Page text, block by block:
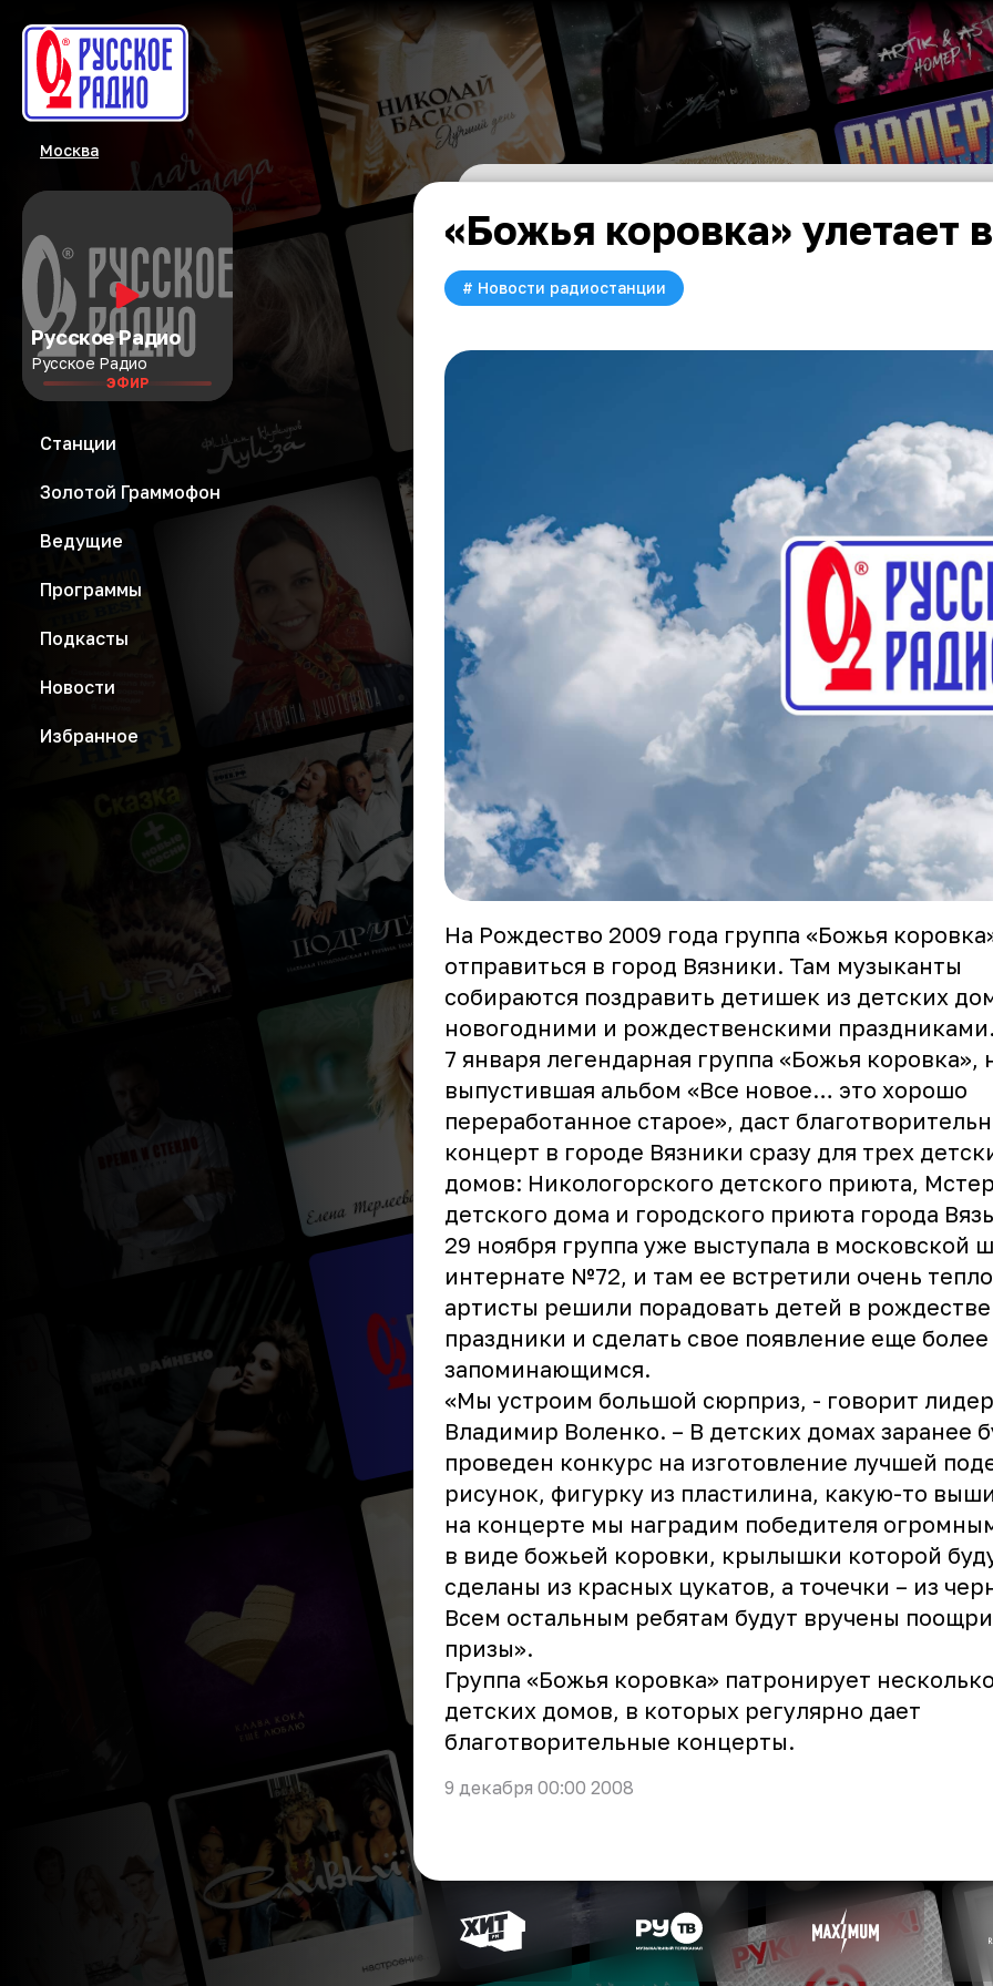
Москва
Русское Радио
Русское Радио
ЭФИР
Станции
Золотой Граммофон
Ведущие
Программы
Подкасты
Новости
Избранное
«Божья коровка» улетает
# Новости радиостанции
На Рождество 2009 года группа «Божья
отправиться в город Вязники. Там музыканты
собираются поздравить детишек из детских
новогодними и рождественскими
7 января легендарная группа «Божья коровка»,
выпустившая альбом «Все новое… это хорошо
переработанное старое», даст
концерт в городе Вязники сразу для трех
домов: Никологорского детского приюта,
детского дома и городского приюта города
29 ноября группа уже выступала в московской
интернате №72, и там ее встретили очень
артисты решили порадовать детей в
праздники и сделать свое появление еще более
запоминающимся.
«Мы устроим большой сюрприз, - говорит
Владимир Воленко. – В детских домах заранее
проведен конкурс на изготовление лучшей
рисунок, фигурку из пластилина, какую-то
на концерте мы наградим победителя
в виде божьей коровки, крылышки которой
сделаны из красных цукатов, а точечки – из
Всем остальным ребятам будут вручены
призы».
Группа «Божья коровка» патронирует
детских домов, в которых регулярно дает
благотворительные концерты.
9 декабря 00:00 2008